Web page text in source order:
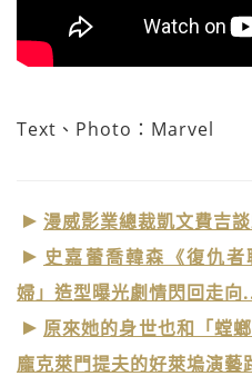
Text、Photo：Marvel
漫威影業總裁凱文費吉
史嘉蕾喬韓森《復仇
婦」造型曝光劇情閃回走向
原來她的身世也和「螳
龐克萊門提夫的好萊塢演藝